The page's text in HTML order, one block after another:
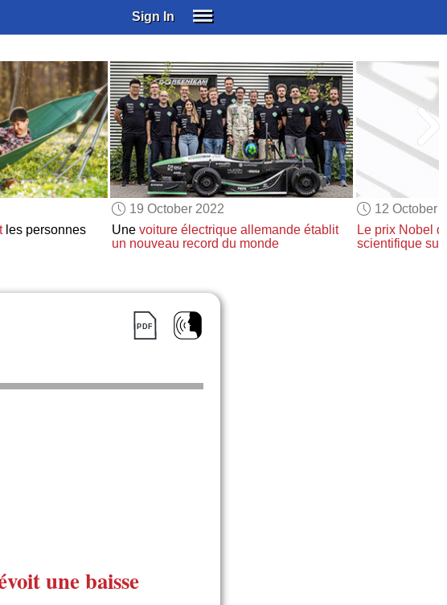
Sign In
SUBSCRIBE
EDUCATIONAL LICENSES
GIFT CARDS
OTHER LANGUAGES
ABOUT US
ALEXA
ADJUST COLORS
les personnes
19 October 2022
Une voiture électrique allemande établit
un nouveau record du monde
12 October
Le prix Nobel
scientifique
une baisse